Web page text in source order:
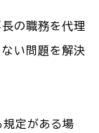
の職務を代理
い問題を解決
定がある場